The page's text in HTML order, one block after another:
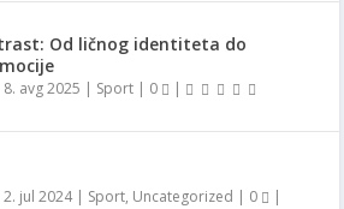
Od ličnog identiteta do
8. avg 2025 | Sport| 0 |
2. jul 2024| Sport, Uncategorized | 0 |